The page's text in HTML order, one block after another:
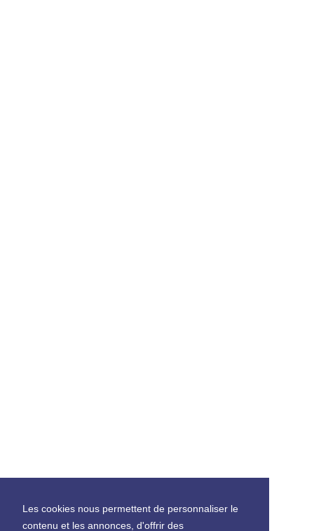
Les cookies nous permettent de personnaliser le
contenu et les annonces, d'offrir des